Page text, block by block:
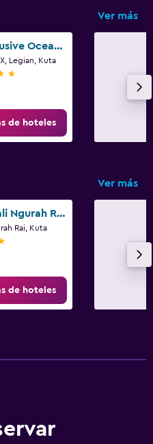
Ver más
Furamaxclusive Ocean Beach Seminyak Bali
Legian, Kuta
de hoteles
Ver más
Novotel Bali Ngurah Rai Airport
Rai, Kuta
de hoteles